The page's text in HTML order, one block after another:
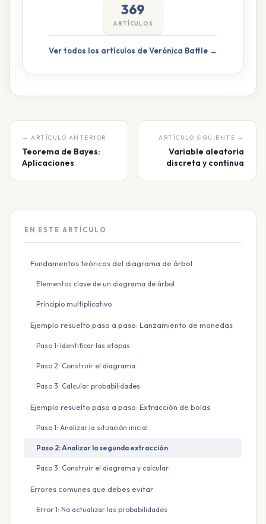
369
ARTÍCULOS
Ver todos los artículos de Verónica Battle →
← ARTÍCULO ANTERIOR
Teorema de Bayes:
Aplicaciones
ARTÍCULO SIGUIENTE →
Variable aleatoria
discreta y continua
EN ESTE ARTÍCULO
Fundamentos teóricos del diagrama de árbol
Elementos clave de un diagrama de árbol
Principio multiplicativo
Ejemplo resuelto paso a paso: Lanzamiento de monedas
Paso 1: Identificar las etapas
Paso 2: Construir el diagrama
Paso 3: Calcular probabilidades
Ejemplo resuelto paso a paso: Extracción de bolas
Paso 1: Analizar la situación inicial
Paso 2: Analizar la segunda extracción
Paso 3: Construir el diagrama y calcular
Errores comunes que debes evitar
Error 1: No actualizar las probabilidades